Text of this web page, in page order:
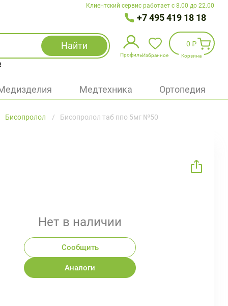
Клиентский сервис работает с 8.00 до 22.00
+7 495 419 18 18
Найти
Профиль
Избранное
Войти
Избранное
0 ₽
Корзина
Медтехника Ортопедия
Бисопролол Бисопролол таб ппо 5мг №50
Нет в наличии
Сообщить
Аналоги